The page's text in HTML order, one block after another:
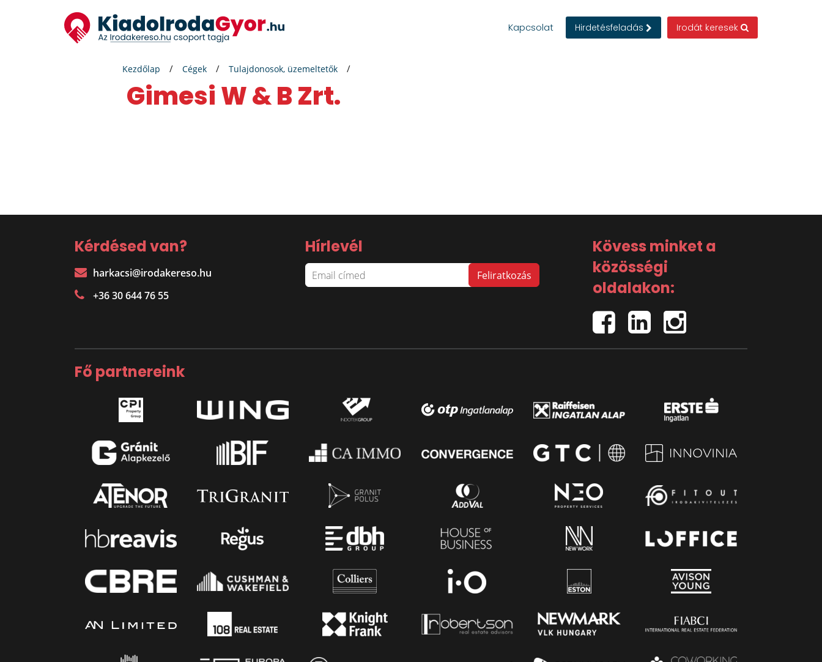
Kapcsolat Hirdetésfeladás Irodát keresek
Kezdőlap Cégek Tulajdonosok, üzemeltetők
Gimesi W & B Zrt.
Kérdésed van?
harkacsi@irodakereso.hu
+36 30 644 76 55
Hírlevél
Kövess minket a
közösségi
oldalakon:
Fő partnereink